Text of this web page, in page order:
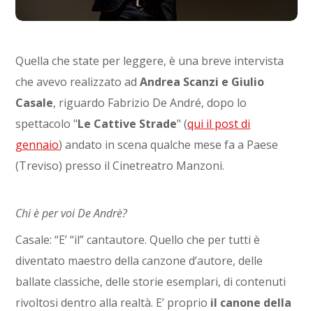
Quella che state per leggere, è una breve intervista
che avevo realizzato adAndrea Scanzi e Giulio
Casale, riguardo Fabrizio De André, dopo lo
spettacolo "Le Cattive Strade" (qui il post di
gennaio) andato in scena qualche mese fa a Paese
(Treviso) presso il Cinetreatro Manzoni.
Chi è per voi De Andrè?
Casale: “E’ “il” cantautore. Quello che per tutti è
diventato maestro della canzone d’autore, delle
ballate classiche, delle storie esemplari, di contenuti
rivoltosi dentro alla realtà. E’ proprio il canone della